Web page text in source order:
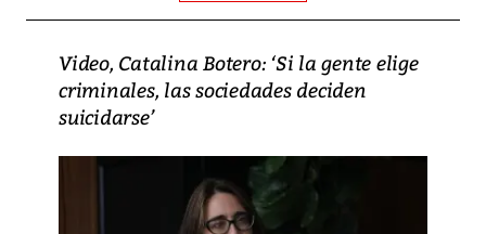
Video, Catalina Botero: ‘Si la gente elige
criminales, las sociedades deciden
suicidarse’